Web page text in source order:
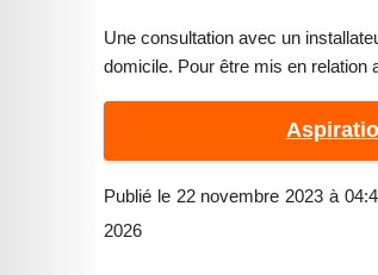
Une consultation avec un
domicile. Pour être mis en
Publié le 22 novembre 2023 à
2026